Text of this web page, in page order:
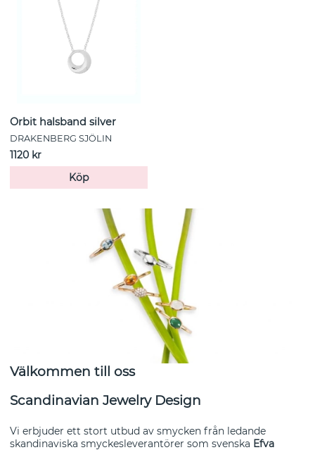
Orbit halsband silver
DRAKENBERG SJÖLIN
1120 kr
Köp
Välkommen till oss
Scandinavian Jewelry Design
Vi erbjuder ett stort utbud av smycken från ledande
skandinaviska smyckesleverantörer som svenska Efva